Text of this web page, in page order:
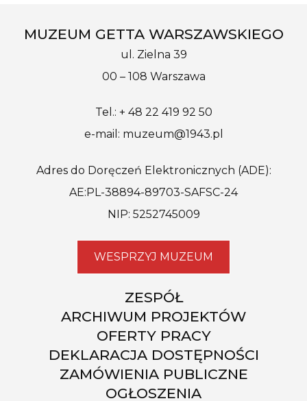
MUZEUM GETTA WARSZAWSKIEGO
ul. Zielna 39
00 – 108 Warszawa
Tel.: + 48 22 419 92 50
e-mail: muzeum@1943.pl
Adres do Doręczeń Elektronicznych (ADE):
AE:PL-38894-89703-SAFSC-24
NIP: 5252745009
WESPRZYJ MUZEUM
ZESPÓŁ
ARCHIWUM PROJEKTÓW
OFERTY PRACY
DEKLARACJA DOSTĘPNOŚCI
ZAMÓWIENIA PUBLICZNE
OGŁOSZENIA